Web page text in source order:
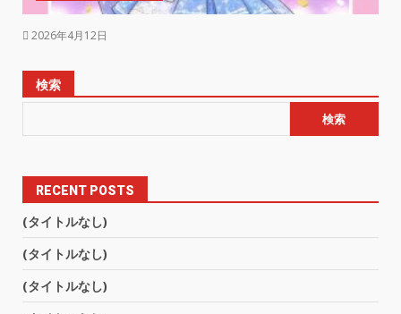
2026年4月12日
検索
検索
RECENT POSTS
(タイトルなし)
(タイトルなし)
(タイトルなし)